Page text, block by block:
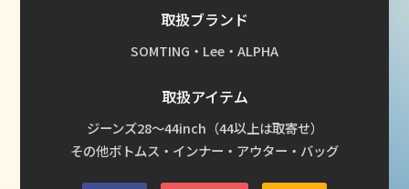
取扱ブランド
SOMTING・Lee・ALPHA
取扱アイテム
ジーンズ28～44inch（44以上は取寄せ）
その他ボトムス・インナー・アウター・バッグ